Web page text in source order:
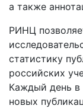
а также
РИНЦ
статистику
российских
Каждый день в
новых